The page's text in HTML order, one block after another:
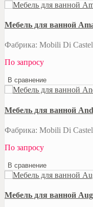
Мебель для ванной
Фабрика: Mobili Di
По запросу
В сравнение
Мебель для ванной
Фабрика: Mobili Di
По запросу
В сравнение
Мебель для ванной